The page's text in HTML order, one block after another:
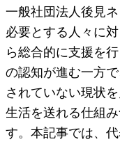
一般社団法人後見
必要とする人々に
ら総合的に支援を
の認知が進む一方
されていない現状
生活を送れる仕組
す。本記事では、